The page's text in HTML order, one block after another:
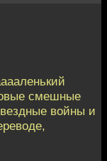
смешные
войны и